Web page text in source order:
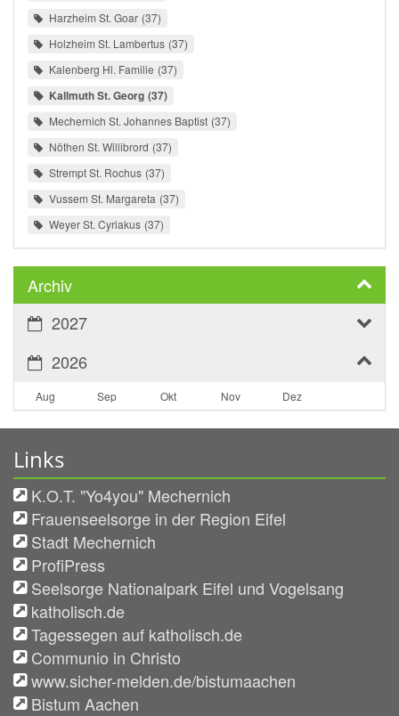
Harzheim St. Goar 37
Holzheim St. Lambertus 37
Kalenberg Hl. Familie 37
Kallmuth St. Georg 37
Mechernich St. Johannes Baptist 37
Nöthen St. Willibrord 37
Strempt St. Rochus 37
Vussem St. Margareta 37
Weyer St. Cyriakus 37
Archiv
2027
2026
Aug Sep Okt Nov Dez
Links
K.O.T. "Yo4you" Mechernich
Frauenseelsorge in der Region Eifel
Stadt Mechernich
ProfiPress
Seelsorge Nationalpark Eifel und Vogelsang
katholisch.de
Tagessegen auf katholisch.de
Communio in Christo
www.sicher-melden.de/bistumaachen
Bistum Aachen